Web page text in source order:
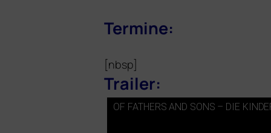
Termine:
[nbsp]
Trailer:
OF FATHERS AND SONS – DIE